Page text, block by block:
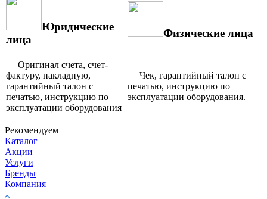
Юридические
лица
Физические лица
Оригинал счета, счет-
фактуру, накладную,
гарантийный талон с
печатью, инструкцию по
эксплуатации оборудования
Чек, гарантийный талон с
печатью, инструкцию по
эксплуатации оборудования.
Рекомендуем
Каталог
Акции
Услуги
Бренды
Компания